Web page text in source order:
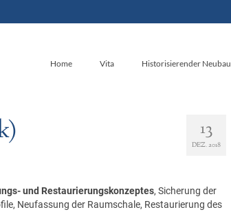
Home Vita Historisierender Neubau
13
DEZ. 2018
und Restaurierungskonzeptes, Sicherung der
Neufassung der Raumschale, Restaurierung des